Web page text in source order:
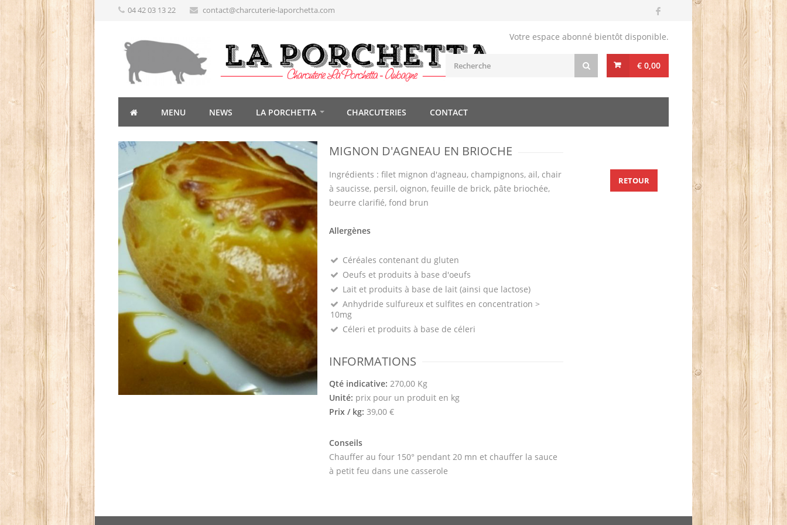
04 42 03 13 22 contact@charcuterie-laporchetta.com
Votre espace abonné bientôt disponible.
€ 0,00
MENU NEWS LA PORCHETTA CHARCUTERIES CONTACT
MIGNON D'AGNEAU EN BRIOCHE
Ingrédients : filet mignon d'agneau, champignons, ail, chair
à saucisse, persil, oignon, feuille de brick, pâte briochée,
beurre clarifié, fond brun
Allergènes
Céréales contenant du gluten
Oeufs et produits à base d'oeufs
Lait et produits à base de lait (ainsi que lactose)
Anhydride sulfureux et sulfites en concentration >
10mg
Céleri et produits à base de céleri
INFORMATIONS
Qté indicative: 270,00 Kg
Unité: prix pour un produit en kg
Prix / kg: 39,00 €
Conseils
Chauffer au four 150° pendant 20 mn et chauffer la sauce
à petit feu dans une casserole
RETOUR